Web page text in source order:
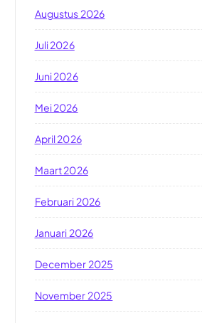
Augustus 2026
Juli 2026
Juni 2026
Mei 2026
April 2026
Maart 2026
Februari 2026
Januari 2026
December 2025
November 2025